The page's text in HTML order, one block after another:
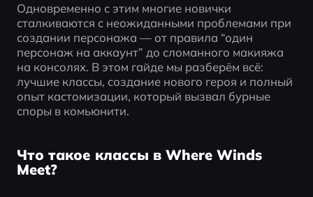
Одновременно с этим многие новички
сталкиваются с неожиданными проблемами при
создании персонажа — от правила “один
персонаж на аккаунт” до сломанного макияжа
на консолях. В этом гайде мы разберём всё:
лучшие классы, создание нового героя и полный
опыт кастомизации, который вызвал бурные
споры в комьюнити.
Что такое классы в Where Winds
Meet?